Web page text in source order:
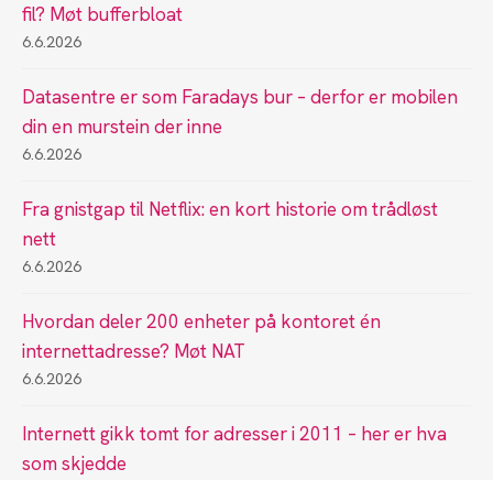
fil? Møt bufferbloat
6.6.2026
Datasentre er som Faradays bur – derfor er mobilen
din en murstein der inne
6.6.2026
Fra gnistgap til Netflix: en kort historie om trådløst
nett
6.6.2026
Hvordan deler 200 enheter på kontoret én
internettadresse? Møt NAT
6.6.2026
Internett gikk tomt for adresser i 2011 – her er hva
som skjedde